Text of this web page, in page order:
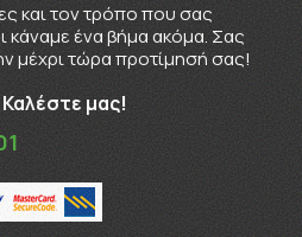
και τον τρόπο που σας
κάναμε ένα βήμα ακόμα. Σας
μέχρι τώρα προτίμησή σας!
μας!